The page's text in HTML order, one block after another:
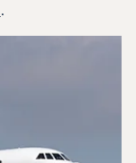
.